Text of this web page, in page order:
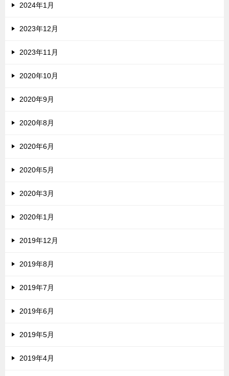
2024年1月
2023年12月
2023年11月
2020年10月
2020年9月
2020年8月
2020年6月
2020年5月
2020年3月
2020年1月
2019年12月
2019年8月
2019年7月
2019年6月
2019年5月
2019年4月